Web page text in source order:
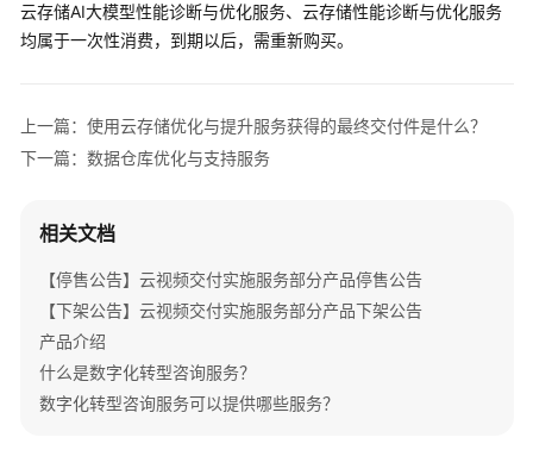
大
化
与
服
应
现
代
云存储AI大模型性能诊断与优化服务、云存储性能诊断与优化服务
均属于一次性消费，到期以后，需重新购买。
上一篇：使用云存储优化与提升服务获得的最终交付件是什么？
下一篇：数据仓库优化与支持服务
相关文档
【停售公告】云视频交付实施服务部分产品停售公告
【下架公告】云视频交付实施服务部分产品下架公告
产品介绍
什么是数字化转型咨询服务？
数字化转型咨询服务可以提供哪些服务？